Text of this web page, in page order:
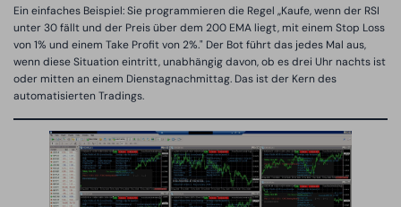
Ein einfaches Beispiel: Sie programmieren die Regel „Kaufe, wenn der RSI
unter 30 fällt und der Preis über dem 200 EMA liegt, mit einem Stop Loss
von 1% und einem Take Profit von 2%." Der Bot führt das jedes Mal aus,
wenn diese Situation eintritt, unabhängig davon, ob es drei Uhr nachts ist
oder mitten an einem Dienstagnachmittag. Das ist der Kern des
automatisierten Tradings.